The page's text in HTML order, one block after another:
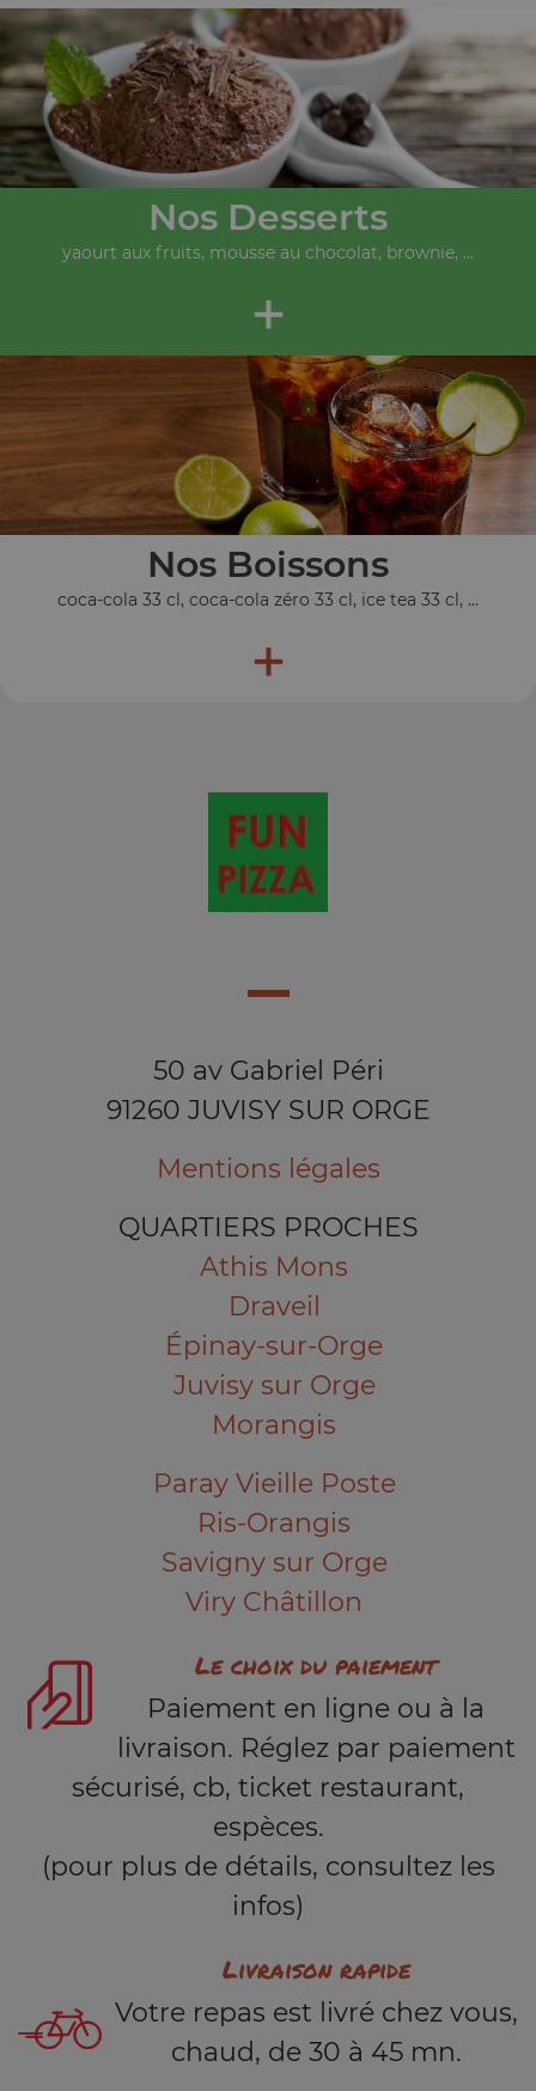
Nos Desserts
yaourt aux fruits, mousse au chocolat, brownie, ...
+
Nos Boissons
coca-cola 33 cl, coca-cola zéro 33 cl, ice tea 33 cl, ...
+
50 av Gabriel Péri
91260 JUVISY SUR ORGE
Mentions légales
QUARTIERS PROCHES
Athis Mons
Draveil
Épinay-sur-Orge
Juvisy sur Orge
Morangis
Paray Vieille Poste
Ris-Orangis
Savigny sur Orge
Viry Châtillon
Le choix du paiement
Paiement en ligne ou à la
livraison. Réglez par paiement
sécurisé, cb, ticket restaurant,
espèces.
(pour plus de détails, consultez les
infos)
Livraison rapide
Votre repas est livré chez vous,
chaud, de 30 à 45 mn.